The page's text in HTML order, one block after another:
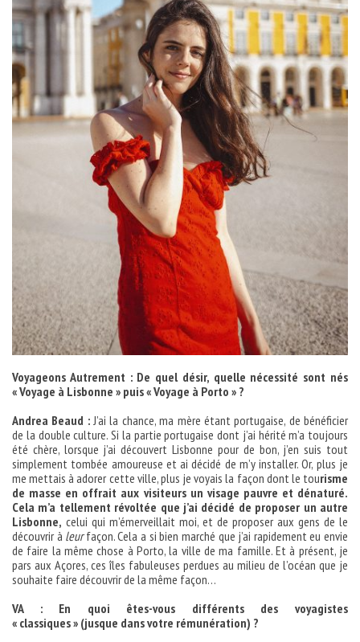
Voyageons Autrement : De quel désir, quelle nécessité sont nés
« Voyage à Lisbonne » puis « Voyage à Porto » ?
Andrea Beaud :J’ai la chance, ma mère étant portugaise, de bénéficier
de la double culture. Si la partie portugaise dont j’ai hérité m’a toujours
été chère, lorsque j’ai découvert Lisbonne pour de bon, j’en suis tout
simplement tombée amoureuse et ai décidé de m’y installer. Or, plus je
me mettais à adorer cette ville, plus je voyais la façon dont le tourisme
de masse en offrait aux visiteurs un visage pauvre et dénaturé.
Cela m’a tellement révoltée que j’ai décidé de proposer un autre
Lisbonne, celui qui m’émerveillait moi, et de proposer aux gens de le
découvrir à leurfaçon. Cela a si bien marché que j’ai rapidement eu envie
de faire la même chose à Porto, la ville de ma famille. Et à présent, je
pars aux Açores, ces îles fabuleuses perdues au milieu de l’océan que je
souhaite faire découvrir de la même façon…
VA : En quoi êtes-vous différents des voyagistes
« classiques » (jusque dans votre rémunération) ?